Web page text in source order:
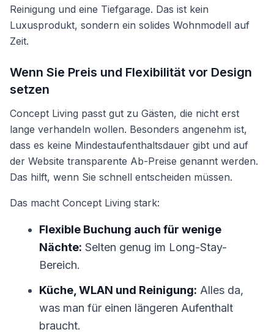
Reinigung und eine Tiefgarage. Das ist kein
Luxusprodukt, sondern ein solides Wohnmodell auf
Zeit.
Wenn Sie Preis und Flexibilität vor Design
setzen
Concept Living passt gut zu Gästen, die nicht erst
lange verhandeln wollen. Besonders angenehm ist,
dass es keine Mindestaufenthaltsdauer gibt und auf
der Website transparente Ab-Preise genannt werden.
Das hilft, wenn Sie schnell entscheiden müssen.
Das macht Concept Living stark:
Flexible Buchung auch für wenige
Nächte: Selten genug im Long-Stay-
Bereich.
Küche, WLAN und Reinigung: Alles da,
was man für einen längeren Aufenthalt
braucht.